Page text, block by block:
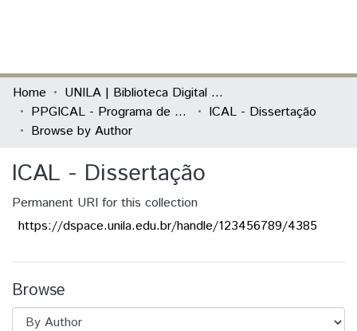
Communities & Collections
All of DSpace
Home
UNILA | Biblioteca Digital de Dissertações e Teses
PPGICAL - Programa de Pós-Graduação em Integração Contemporânea da América Latina
ICAL - Dissertação
Browse by Author
ICAL - Dissertação
Permanent URI for this collection
https://dspace.unila.edu.br/handle/123456789/4385
Browse